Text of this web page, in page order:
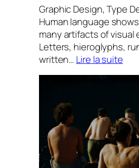
Graphic Design, Type
Human language
many artifacts of visual
Letters, hieroglyphs,
written… Lire la suite:
Get
: